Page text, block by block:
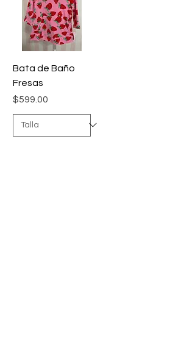
Bata de Baño
Fresas
Precio
$599.00